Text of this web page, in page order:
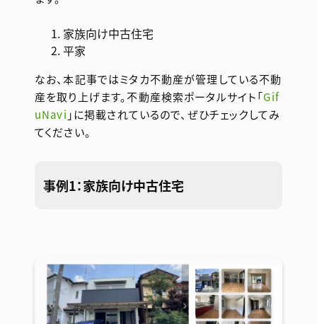
家族向け中古住宅
平家
なお、本記事ではミタカ不動産が管理している不動
産を取り上げます。不動産検索ポータルサイト「Gif
uNavi 」に掲載されているので、ぜひチェックしてみ
てください。
事例1：家族向け中古住宅